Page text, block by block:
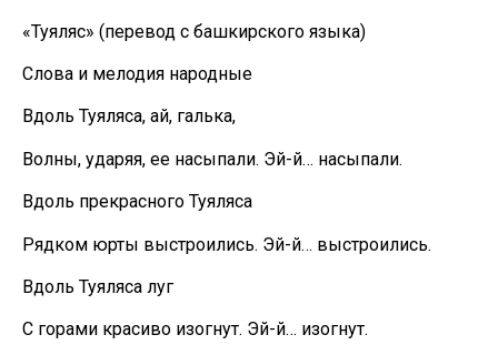
«Туяляс» (перевод с башкирского языка)
Слова и мелодия народные
Вдоль Туяляса, ай, галька,
Волны, ударяя, ее насыпали. Эй-й… насыпали.
Вдоль прекрасного Туяляса
Рядком юрты выстроились. Эй-й… выстроились.
Вдоль Туяляса луг
С горами красиво изогнут. Эй-й… изогнут.